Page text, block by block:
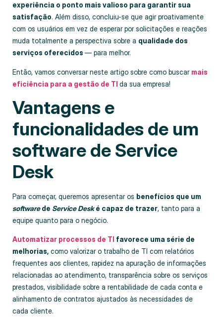
experiência o ponto mais valioso para garantir sua
satisfação. Além disso, concluiu-se que agir proativamente
com os usuários em vez de esperar por solicitações e reações
muda totalmente a perspectiva sobre a qualidade dos
serviços oferecidos — para melhor.
Então, vamos conversar neste artigo sobre como buscar mais
eficiência para a gestão de TI da sua empresa!
Vantagens e
funcionalidades de um
software de Service
Desk
Para começar, queremos apresentar os benefícios que um
softwarede Service Deské capaz de trazer, tanto para a
equipe quanto para o negócio.
Automatizar processos de TI favorece uma série de
melhorias, como valorizar o trabalho de TI com relatórios
frequentes aos clientes, rapidez na apuração de informações
relacionadas ao atendimento, transparência sobre os serviços
prestados, visibilidade sobre a rentabilidade de cada conta e
alinhamento de contratos ajustados às necessidades de
cada cliente.